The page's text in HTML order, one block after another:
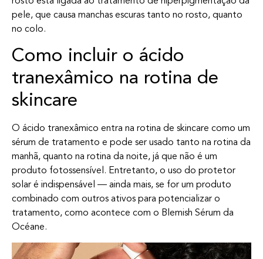
pele, que causa manchas escuras tanto no rosto, quanto
no colo.
Como incluir o ácido
tranexâmico na rotina de
skincare
O ácido tranexâmico entra na rotina de skincare como um
sérum de tratamento e pode ser usado tanto na rotina da
manhã, quanto na rotina da noite, já que não é um
produto fotossensível. Entretanto, o uso do protetor
solar é indispensável — ainda mais, se for um produto
combinado com outros ativos para potencializar o
tratamento, como acontece com o Blemish Sérum da
Océane.